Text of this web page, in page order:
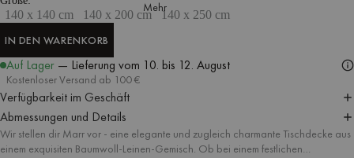
Mehr
140 x 140 cm 140 x 200 cm 140 x 250 cm
IN DEN WARENKORB
Auf Lager — Lieferung vom 10. bis 12. August
Kostenloser Versand ab 100 €
Verfügbarkeit im Geschäft
Abmessungen und Details
Wir stellen dir Marr vor - eine elegante und zugleich charmante Tischdecke aus
einem exquisiten Baumwoll-Leinen-Gemisch. Ob bei einem festlichen